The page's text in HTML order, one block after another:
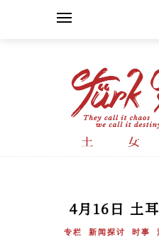
4月16日 土
专栏 新闻探讨 时事